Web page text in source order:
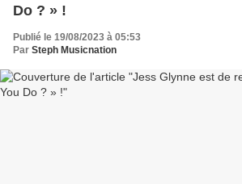
Do ? » !
Publié le 19/08/2023 à 05:53
Par Steph Musicnation